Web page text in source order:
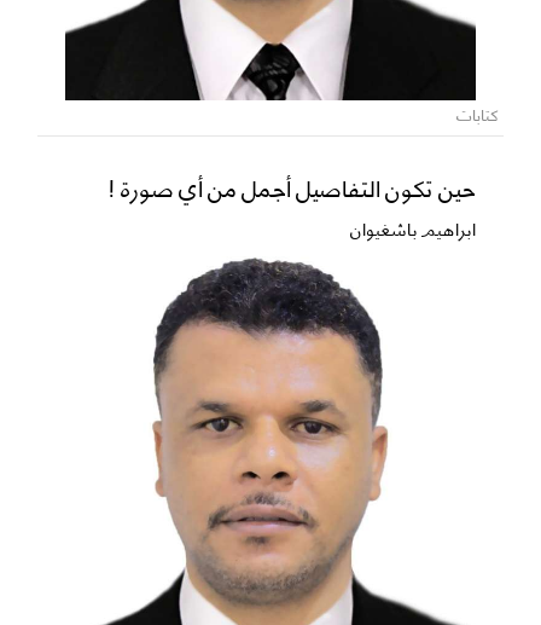
كتابات
حين تكون التفاصيل أجمل من أي صورة !
ابراهيم باشغيوان